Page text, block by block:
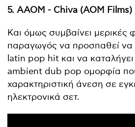
5. AAOM - Chiva (AOM Films)
Και όμως συμβαίνει μερικές
παραγωγός να προσπαθεί να
latin pop hit και να
ambient dub pop ομορφία
χαρακτηριστική άνεση σε
ηλεκτρονικά σετ.